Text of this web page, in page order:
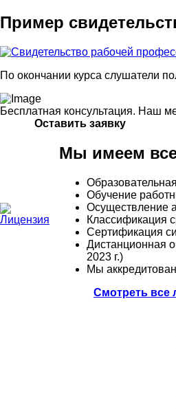
Пример
По окончании курса слушатели
Бесплатная консультация. Наш
Оставить заявку
Мы имеем
Обучение
Осуществление
Классификация
Сертификация
Дистанционная
2023 г.)
Мы
Смотреть все